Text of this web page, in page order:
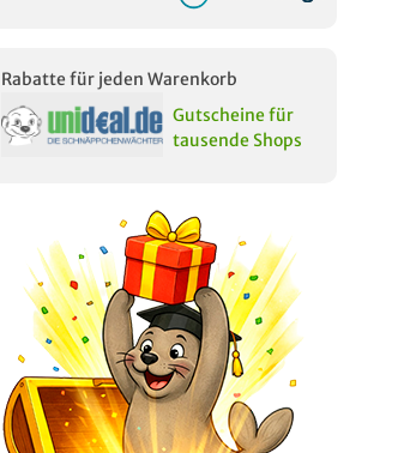
Rabatte für jeden Warenkorb
Gutscheine für
tausende Shops